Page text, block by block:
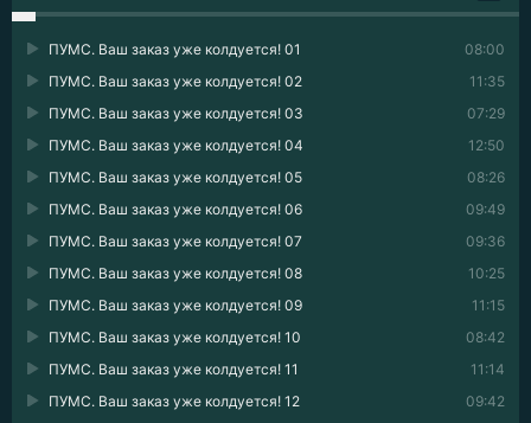
08:00
ПУМС. Ваш заказ уже колдуется! 01
11:35
ПУМС. Ваш заказ уже колдуется! 02
07:29
ПУМС. Ваш заказ уже колдуется! 03
12:50
ПУМС. Ваш заказ уже колдуется! 04
08:26
ПУМС. Ваш заказ уже колдуется! 05
09:49
ПУМС. Ваш заказ уже колдуется! 06
09:36
ПУМС. Ваш заказ уже колдуется! 07
10:25
ПУМС. Ваш заказ уже колдуется! 08
11:15
ПУМС. Ваш заказ уже колдуется! 09
08:42
ПУМС. Ваш заказ уже колдуется! 10
11:14
ПУМС. Ваш заказ уже колдуется! 11
09:42
ПУМС. Ваш заказ уже колдуется! 12